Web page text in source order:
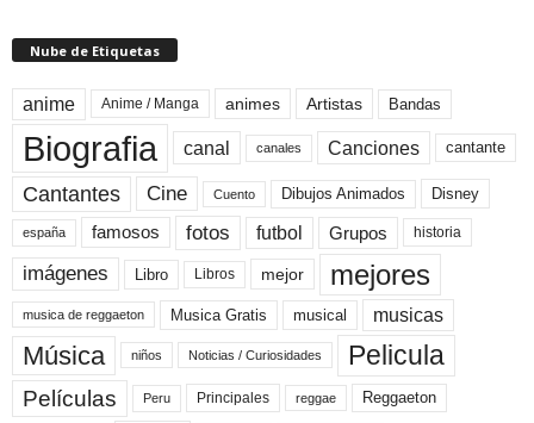
Nube de Etiquetas
anime Anime / Manga animes Artistas Bandas
Biografia canal canales Canciones cantante
Cantantes Cine Cuento Dibujos Animados Disney
españa famosos fotos futbol Grupos historia
imágenes Libro Libros mejor mejores
musica de reggaeton Musica Gratis musical musicas
Música niños Noticias / Curiosidades Pelicula
Películas Peru Principales reggae Reggaeton